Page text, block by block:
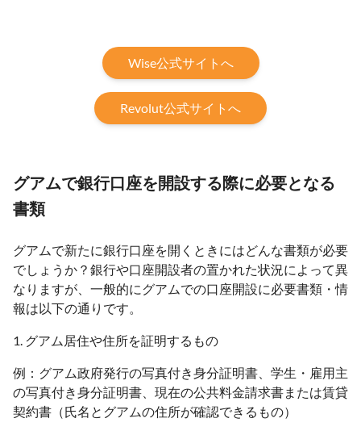
Wise公式サイトへ
Revolut公式サイトへ
グアムで銀行口座を開設する際に必要となる
書類
グアムで新たに銀行口座を開くときにはどんな書類が必要
でしょうか？銀行や口座開設者の置かれた状況によって異
なりますが、一般的にグアムでの口座開設に必要書類・情
報は以下の通りです。
1. グアム居住や住所を証明するもの
例：グアム政府発行の写真付き身分証明書、学生・雇用主
の写真付き身分証明書、現在の公共料金請求書または賃貸
契約書（氏名とグアムの住所が確認できるもの）